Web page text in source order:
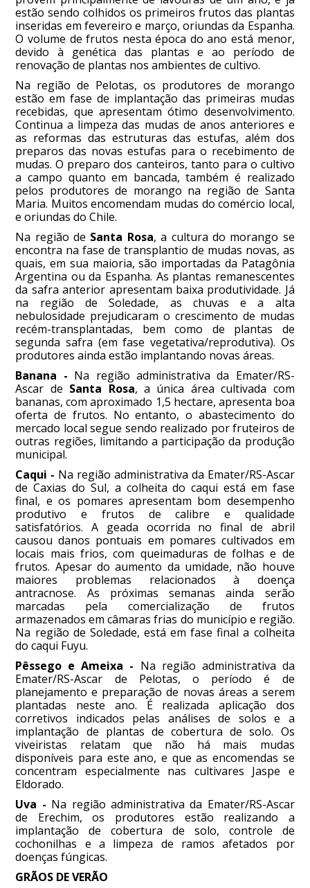
estão sendo colhidos os primeiros frutos das plantas
inseridas em fevereiro e março, oriundas da Espanha.
O volume de frutos nesta época do ano está menor,
devido à genética das plantas e ao período de
renovação de plantas nos ambientes de cultivo.
Na região de Pelotas, os produtores de morango
estão em fase de implantação das primeiras mudas
recebidas, que apresentam ótimo desenvolvimento.
Continua a limpeza das mudas de anos anteriores e
as reformas das estruturas das estufas, além dos
preparos das novas estufas para o recebimento de
mudas. O preparo dos canteiros, tanto para o cultivo
a campo quanto em bancada, também é realizado
pelos produtores de morango na região de Santa
Maria. Muitos encomendam mudas do comércio local,
e oriundas do Chile.
Na região de Santa Rosa, a cultura do morango se
encontra na fase de transplantio de mudas novas, as
quais, em sua maioria, são importadas da Patagônia
Argentina ou da Espanha. As plantas remanescentes
da safra anterior apresentam baixa produtividade. Já
na região de Soledade, as chuvas e a alta
nebulosidade prejudicaram o crescimento de mudas
recém-transplantadas, bem como de plantas de
segunda safra (em fase vegetativa/reprodutiva). Os
produtores ainda estão implantando novas áreas.
Banana - Na região administrativa da Emater/RS-
Ascar de Santa Rosa, a única área cultivada com
bananas, com aproximado 1,5 hectare, apresenta boa
oferta de frutos. No entanto, o abastecimento do
mercado local segue sendo realizado por fruteiros de
outras regiões, limitando a participação da produção
municipal.
Caqui - Na região administrativa da Emater/RS-Ascar
de Caxias do Sul, a colheita do caqui está em fase
final, e os pomares apresentam bom desempenho
produtivo e frutos de calibre e qualidade
satisfatórios. A geada ocorrida no final de abril
causou danos pontuais em pomares cultivados em
locais mais frios, com queimaduras de folhas e de
frutos. Apesar do aumento da umidade, não houve
maiores problemas relacionados à doença
antracnose. As próximas semanas ainda serão
marcadas pela comercialização de frutos
armazenados em câmaras frias do município e região.
Na região de Soledade, está em fase final a colheita
do caqui Fuyu.
Pêssego e Ameixa - Na região administrativa da
Emater/RS-Ascar de Pelotas, o período é de
planejamento e preparação de novas áreas a serem
plantadas neste ano. É realizada aplicação dos
corretivos indicados pelas análises de solos e a
implantação de plantas de cobertura de solo. Os
viveiristas relatam que não há mais mudas
disponíveis para este ano, e que as encomendas se
concentram especialmente nas cultivares Jaspe e
Eldorado.
Uva - Na região administrativa da Emater/RS-Ascar
de Erechim, os produtores estão realizando a
implantação de cobertura de solo, controle de
cochonilhas e a limpeza de ramos afetados por
doenças fúngicas.
GRÃOS DE VERÃO